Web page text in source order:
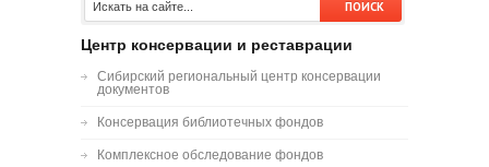
Центр консервации и реставрации
Сибирский региональный центр консервации
документов
Консервация библиотечных фондов
Комплексное обследование фондов